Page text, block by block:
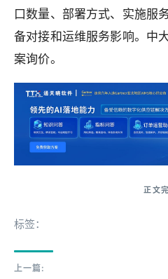
口数量、部署方式、实施服
备对接和运维服务影响。中
案询价。
标签：
上一篇: